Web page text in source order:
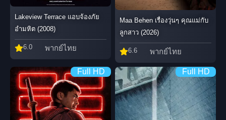
Lakeview Terrace แอบจ้องภัย
อำมหิต (2008)
6.0 พากย์ไทย
Maa Behen เรื่องวุ่นๆ คุณแม่กับ
ลูกสาว (2026)
6.6 พากย์ไทย
Full HD Full HD